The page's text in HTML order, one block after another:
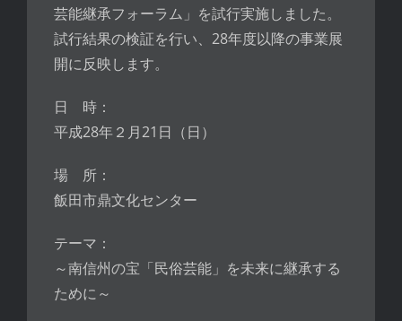
芸能継承フォーラム」を試行実施しました。
試行結果の検証を行い、28年度以降の事業展
開に反映します。
日 時：
平成28年２月21日（日）
場 所：
飯田市鼎文化センター
テーマ：
～南信州の宝「民俗芸能」を未来に継承する
ために～